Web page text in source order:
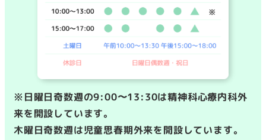
※日曜日奇数週の9:00〜13:30は精神科心療内科外
来を開設しています。
木曜日奇数週は児童思春期外来を開設しています。